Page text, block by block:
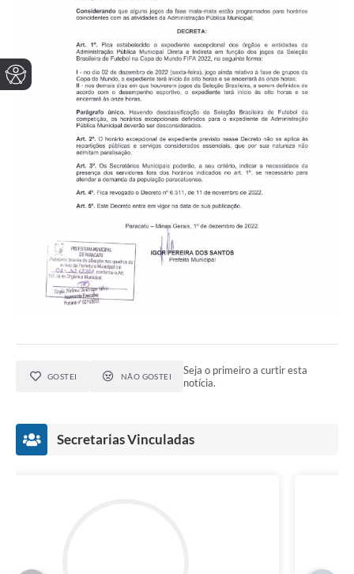
GOSTEI NÃO GOSTEI
Seja o primeiro a curtir esta
notícia.
Secretarias Vinculadas